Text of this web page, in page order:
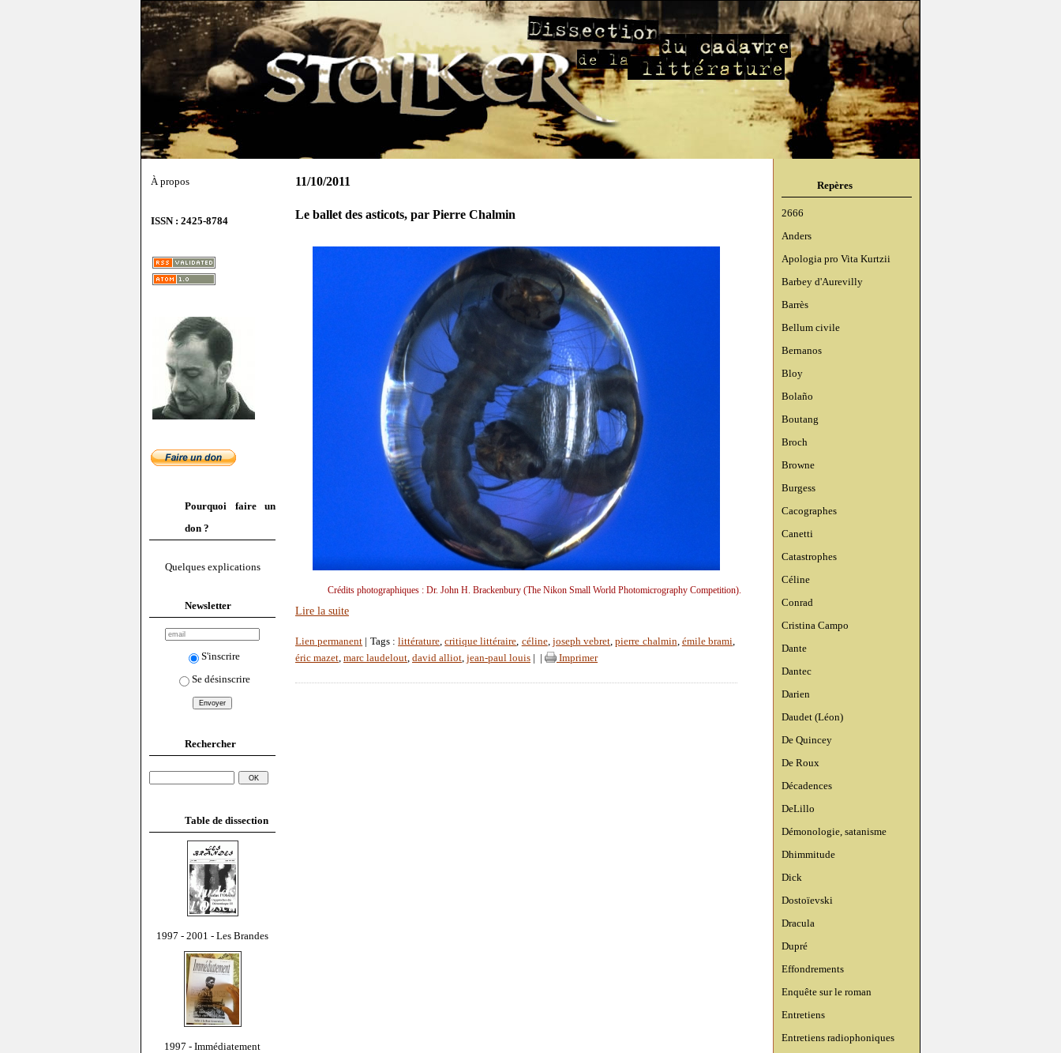
À propos
ISSN : 2425-8784
Pourquoi faire un
don ?
Quelques explications
Newsletter
S'inscrire
Se désinscrire
Rechercher
Table de dissection
1997 - 2001 - Les Brandes
1997 - Immédiatement
Repères
2666
Anders
Apologia pro Vita Kurtzii
Barbey d'Aurevilly
Barrès
Bellum civile
Bernanos
Bloy
Bolaño
Boutang
Broch
Browne
Burgess
Cacographes
Canetti
Catastrophes
Céline
Conrad
Cristina Campo
Dante
Dantec
Darien
Daudet (Léon)
De Quincey
De Roux
Décadences
DeLillo
Démonologie, satanisme
Dhimmitude
Dick
Dostoïevski
Dracula
Dupré
Effondrements
Enquête sur le roman
Entretiens
Entretiens radiophoniques
11/10/2011
Le ballet des asticots, par Pierre Chalmin
Crédits photographiques : Dr. John H. Brackenbury (The Nikon Small World Photomicrography Competition).
Lire la suite
Lien permanent | Tags :littérature,critique littéraire, céline, joseph vebret,pierre chalmin, émile brami,
éric mazet, marc laudelout, david alliot, jean-paul louis Imprimer